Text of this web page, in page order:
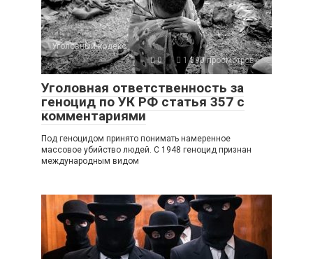
Уголовный кодекс
0
1 390 просмотров
Уголовная ответственность за
геноцид по УК РФ статья 357 с
комментариями
Под геноцидом принято понимать намеренное
массовое убийство людей. С 1948 геноцид признан
международным видом